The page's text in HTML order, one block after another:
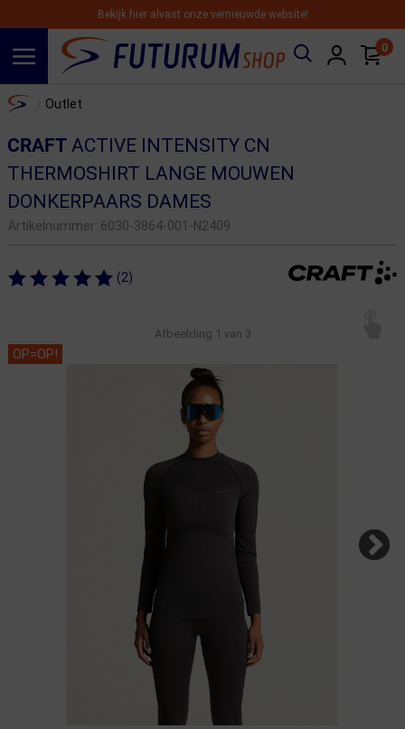
Bekijk hier alvast onze vernieuwde website!
0
Home Outlet
CRAFTACTIVE INTENSITY CN
THERMOSHIRT LANGE MOUWEN
DONKERPAARS DAMES
Artikelnummer: 6030-3864-001-N2409
(2)
Afbeelding 1 van 3
OP=OP!